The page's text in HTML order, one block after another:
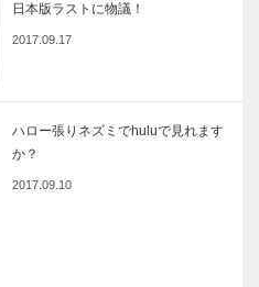
日本版ラストに物議！
2017.09.17
ハロー張りネズミでhuluで見れます
か？
2017.09.10